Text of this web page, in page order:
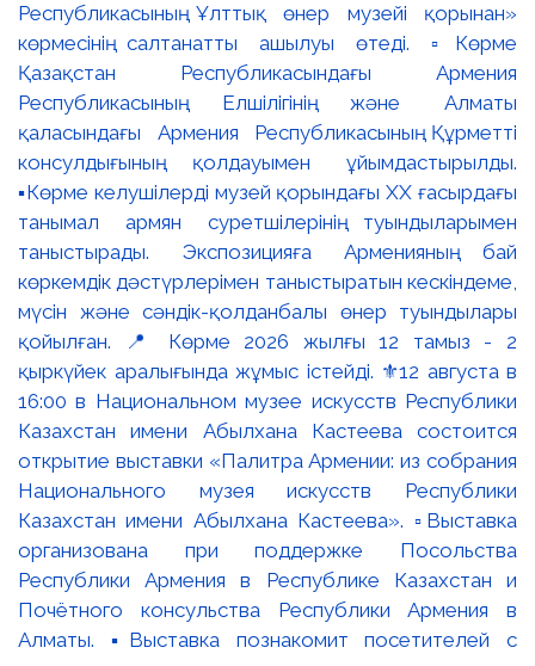
Республикасының Ұлттық өнер музейі қорынан»
көрмесінің салтанатты ашылуы өтеді. ▫️Көрме
Қазақстан Республикасындағы Армения
Республикасының Елшілігінің және Алматы
қаласындағы Армения Республикасының Құрметті
консулдығының қолдауымен ұйымдастырылды.
▪️Көрме келушілерді музей қорындағы ХХ ғасырдағы
танымал армян суретшілерінің туындыларымен
таныстырады. Экспозицияға Арменияның бай
көркемдік дәстүрлерімен таныстыратын кескіндеме,
мүсін және сәндік-қолданбалы өнер туындылары
қойылған. 📍 Көрме 2026 жылғы 12 тамыз - 2
қыркүйек аралығында жұмыс істейді. ⚜️12 августа в
16:00 в Национальном музее искусств Республики
Казахстан имени Абылхана Кастеева состоится
открытие выставки «Палитра Армении: из собрания
Национального музея искусств Республики
Казахстан имени Абылхана Кастеева». ▫️Выставка
организована при поддержке Посольства
Республики Армения в Республике Казахстан и
Почётного консульства Республики Армения в
Алматы. ▪️Выставка познакомит посетителей с